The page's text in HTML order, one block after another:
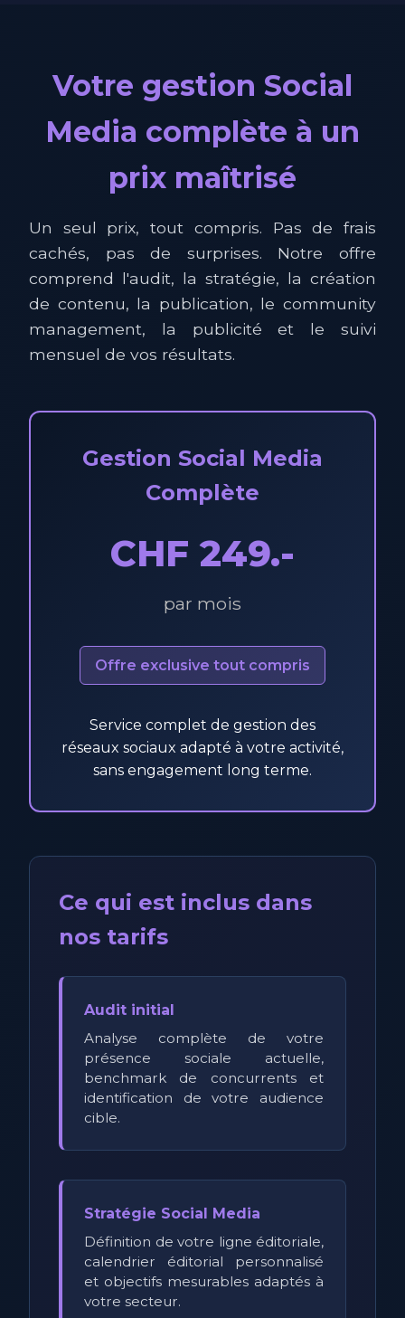
Votre gestion Social
Media complète à un
prix maîtrisé
Un seul prix, tout compris. Pas de frais
cachés, pas de surprises. Notre offre
comprend l'audit, la stratégie, la création
de contenu, la publication, le community
management, la publicité et le suivi
mensuel de vos résultats.
Gestion Social Media
Complète
CHF 249.-
par mois
Offre exclusive tout compris
Service complet de gestion des
réseaux sociaux adapté à votre activité,
sans engagement long terme.
Ce qui est inclus dans
nos tarifs
Audit initial
Analyse complète de votre
présence sociale actuelle,
benchmark de concurrents et
identification de votre audience
cible.
Stratégie Social Media
Définition de votre ligne éditoriale,
calendrier éditorial personnalisé
et objectifs mesurables adaptés à
votre secteur.